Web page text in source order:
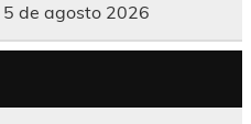
5 de agosto 2026